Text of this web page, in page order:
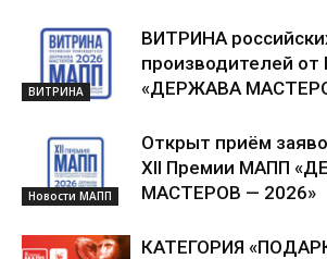
ВИТРИНА
ВИТРИНА
производителей
«ДЕРЖАВА
Новости МАПП
Открыт приём
XII Премии МАПП
МАСТЕРОВ — 2026»
КАТЕГОРИЯ